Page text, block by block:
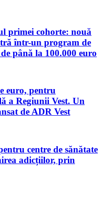
primei cohorte: nouă
într-un program de
până la 100.000 euro
euro, pentru
a Regiunii Vest. Un
de ADR Vest
centre de sănătate
adicțiilor, prin